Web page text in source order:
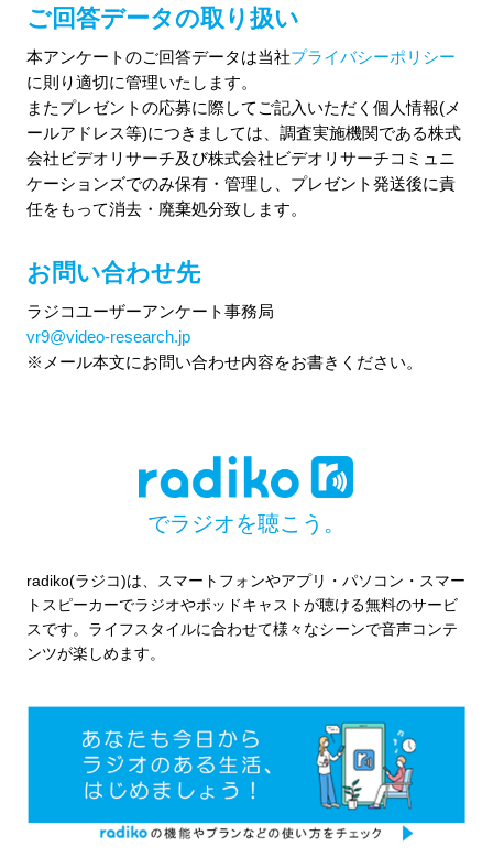
ご回答データの取り扱い
本アンケートのご回答データは当社プライバシーポリシー
に則り適切に管理いたします。
またプレゼントの応募に際してご記入いただく個人情報(メ
ールアドレス等)につきましては、調査実施機関である株式
会社ビデオリサーチ及び株式会社ビデオリサーチコミュニ
ケーションズでのみ保有・管理し、プレゼント発送後に責
任をもって消去・廃棄処分致します。
お問い合わせ先
ラジコユーザーアンケート事務局
vr9@video-research.jp
※メール本文にお問い合わせ内容をお書きください。
でラジオを聴こう。
radiko(ラジコ)は、スマートフォンやアプリ・パソコン・スマー
トスピーカーでラジオやポッドキャストが聴ける無料のサービ
スです。ライフスタイルに合わせて様々なシーンで音声コンテ
ンツが楽しめます。